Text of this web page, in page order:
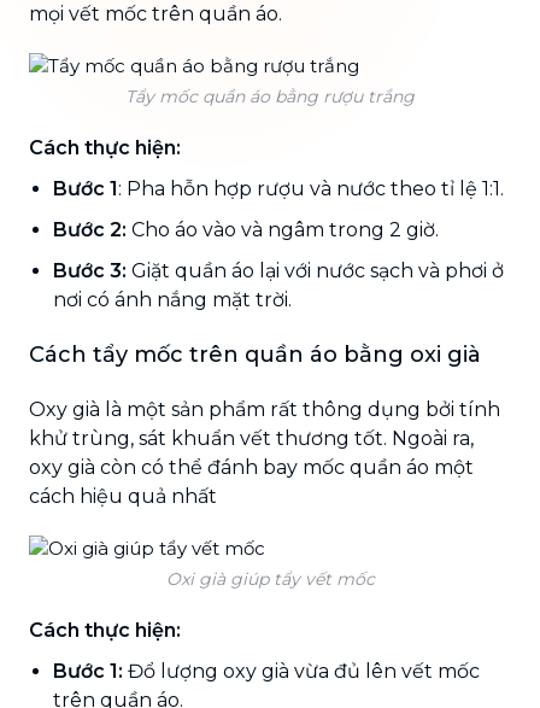
mọi vết mốc trên quần áo.
Tẩy mốc quần áo bằng rượu trắng
Cách thực hiện:
Bước 1: Pha hỗn hợp rượu và nước theo tỉ lệ 1:1.
Bước 2: Cho áo vào và ngâm trong 2 giờ.
Bước 3: Giặt quần áo lại với nước sạch và phơi ở
nơi có ánh nắng mặt trời.
Cách tẩy mốc trên quần áo bằng oxi già
Oxy già là một sản phẩm rất thông dụng bởi tính
khử trùng, sát khuẩn vết thương tốt. Ngoài ra,
oxy già còn có thể đánh bay mốc quần áo một
cách hiệu quả nhất
Oxi già giúp tẩy vết mốc
Cách thực hiện:
Bước 1: Đổ lượng oxy già vừa đủ lên vết mốc
trên quần áo.